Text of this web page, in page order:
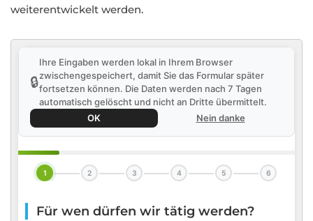
weiterentwickelt werden.
🔒
Ihre Eingaben werden lokal in Ihrem Browser
zwischengespeichert, damit Sie das Formular später
fortsetzen können. Die Daten werden nach 7 Tagen
automatisch gelöscht und nicht an Dritte übermittelt.
OK
Nein danke
1 2 3 4 5 6
Für wen dürfen wir tätig werden?